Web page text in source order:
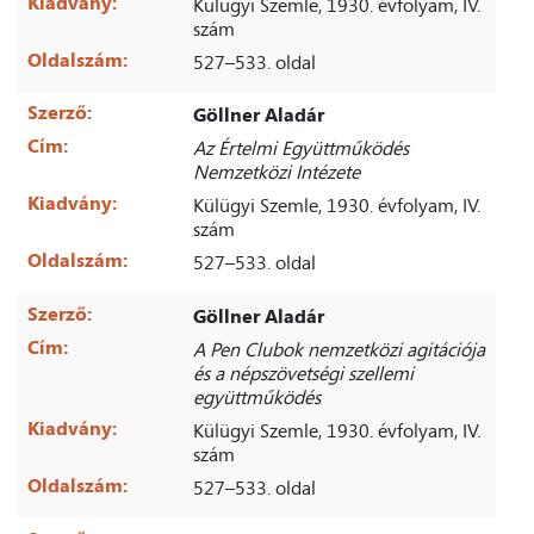
szám
Oldalszám:
527–533. oldal
Szerző:
Göllner Aladár
Cím:
Az Értelmi Együttműködés
Nemzetközi Intézete
Kiadvány:
Külügyi Szemle, 1930. évfolyam, IV.
szám
Oldalszám:
527–533. oldal
Szerző:
Göllner Aladár
Cím:
A Pen Clubok nemzetközi agitációja
és a népszövetségi szellemi
együttműködés
Kiadvány:
Külügyi Szemle, 1930. évfolyam, IV.
szám
Oldalszám:
527–533. oldal